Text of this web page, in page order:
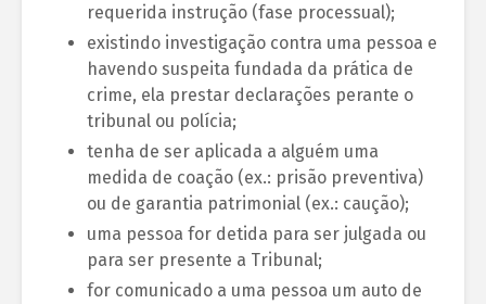
requerida instrução (fase processual);
existindo investigação contra uma pessoa e
havendo suspeita fundada da prática de
crime, ela prestar declarações perante o
tribunal ou polícia;
tenha de ser aplicada a alguém uma
medida de coação (ex.: prisão preventiva)
ou de garantia patrimonial (ex.: caução);
uma pessoa for detida para ser julgada ou
para ser presente a Tribunal;
for comunicado a uma pessoa um auto de